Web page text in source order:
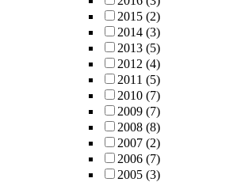
2015 (2)
2014 (3)
2013 (5)
2012 (4)
2011 (5)
2010 (7)
2009 (7)
2008 (8)
2007 (2)
2006 (7)
2005 (3)